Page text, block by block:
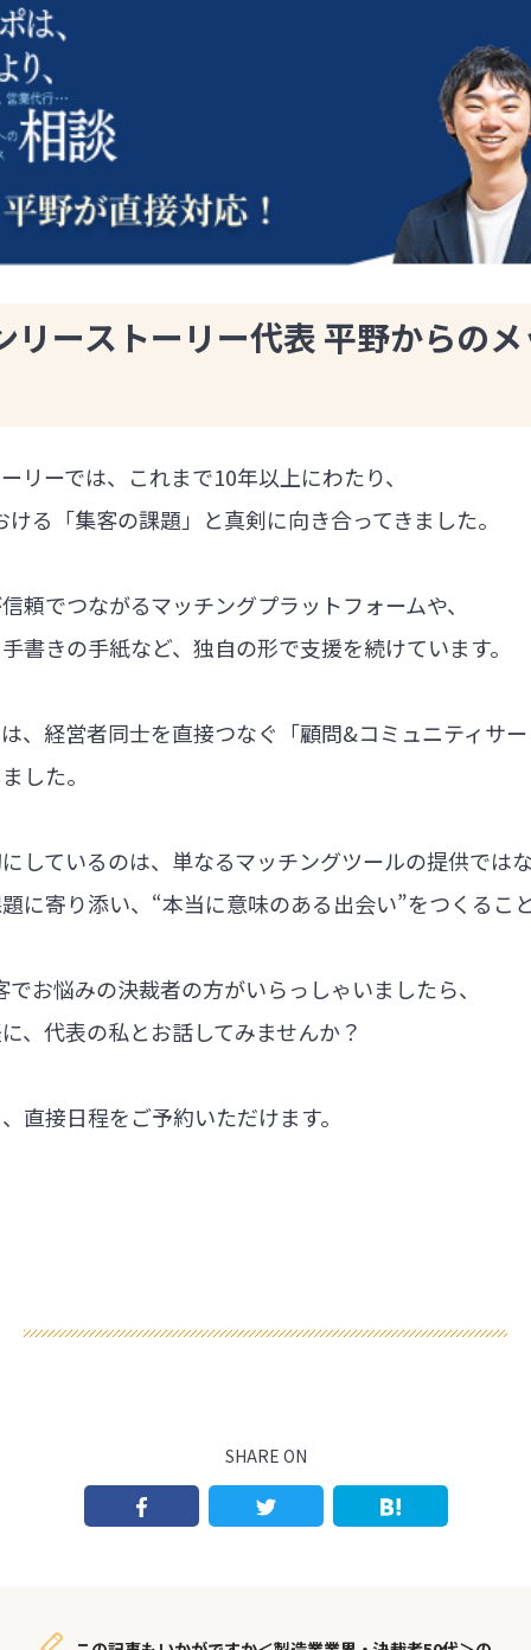
リーストーリー代表 平野からの
リーでは、これまで10年以上にわたり、
る「集客の課題」と真剣に向き合ってきました。
頼でつながるマッチングプラットフォームや、
書きの手紙など、独自の形で支援を続けています。
、経営者同士を直接つなぐ「顧問&コミュニティサ
した。
しているのは、単なるマッチングツールの提供では
に寄り添い、“本当に意味のある出会い”をつくるこ
お悩みの決裁者の方がいらっしゃいましたら、
、代表の私とお話してみませんか？
直接日程をご予約いただけます。
SHARE ON